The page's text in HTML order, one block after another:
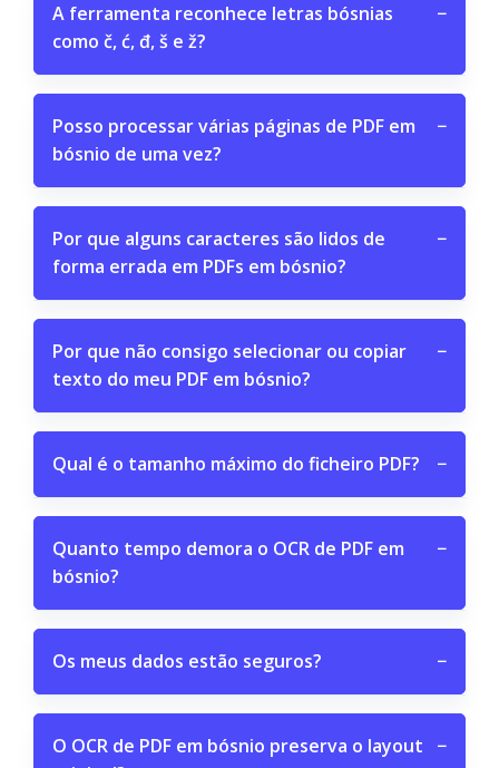
A ferramenta reconhece letras bósnias
como č, ć, đ, š e ž?
−
Posso processar várias páginas de PDF em
bósnio de uma vez?
−
Por que alguns caracteres são lidos de
forma errada em PDFs em bósnio?
−
Por que não consigo selecionar ou copiar
texto do meu PDF em bósnio?
−
Qual é o tamanho máximo do ficheiro PDF? −
Quanto tempo demora o OCR de PDF em
bósnio?
−
Os meus dados estão seguros? −
O OCR de PDF em bósnio preserva o layout
−